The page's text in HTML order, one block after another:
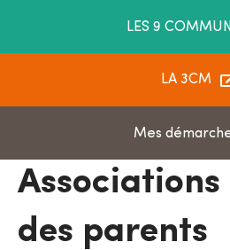
LES 9
LA 3CM
Mes
Associations
des parents